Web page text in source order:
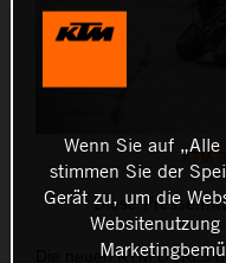
KTM
Diese
Die neuen KTM DUKEs
Wenn Sie auf
stimmen Sie der
Gerät zu, um die